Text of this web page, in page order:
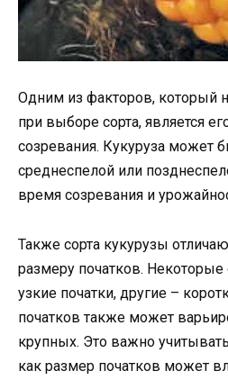
Одним из факторов, который
при выборе сорта, является
созревания. Кукуруза может
среднеспелой или
время созревания и
Также сорта кукурузы
размеру початков.
узкие початки, другие –
початков также может
крупных. Это важно
как размер початков может